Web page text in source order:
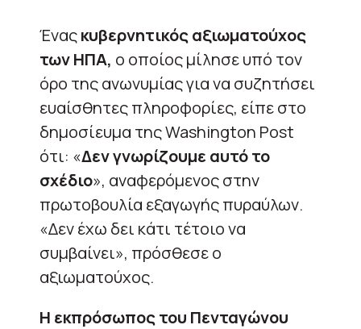
Έναςκυβερνητικός αξιωματούχος
των ΗΠΑ, ο οποίος μίλησε υπό τον
όρο της ανωνυμίας για να συζητήσει
ευαίσθητες πληροφορίες, είπε στο
δημοσίευμα της Washington Post
ότι: «Δεν γνωρίζουμε αυτό το
σχέδιο», αναφερόμενος στην
πρωτοβουλία εξαγωγής πυραύλων.
«Δεν έχω δει κάτι τέτοιο να
συμβαίνει», πρόσθεσε ο
αξιωματούχος.
Η εκπρόσωπος του Πενταγώνου